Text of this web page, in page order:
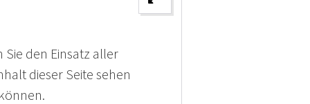
den Einsatz aller
dieser Seite sehen